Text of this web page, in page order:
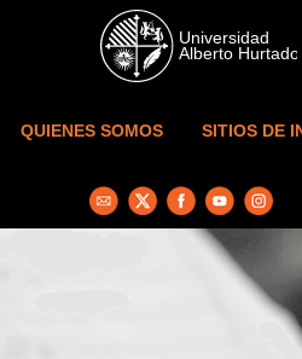
Skip to main content
QUIENES SOMOS SITIOS DE